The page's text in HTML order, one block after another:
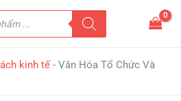
kinh tế- Văn Hóa Tổ Chức Và